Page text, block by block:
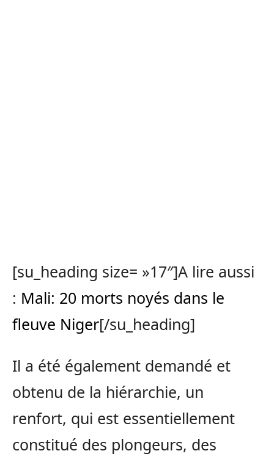
[su_heading size= »17″]A lire aussi
: Mali: 20 morts noyés dans le
fleuve Niger[/su_heading]
Il a été également demandé et
obtenu de la hiérarchie, un
renfort, qui est essentiellement
constitué des plongeurs, des